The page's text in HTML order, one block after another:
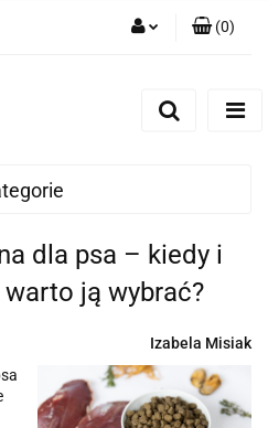
(0)
dla psa – kiedy i
ją wybrać?
Izabela Misiak